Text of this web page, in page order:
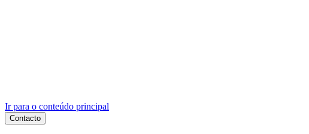
Ir para o conteúdo principal
Contacto